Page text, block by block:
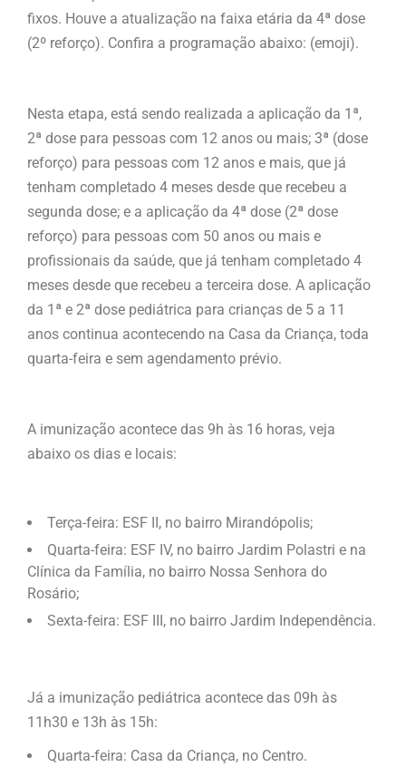
fixos. Houve a atualização na faixa etária da 4ª dose
(2º reforço). Confira a programação abaixo: (emoji).
Nesta etapa, está sendo realizada a aplicação da 1ª,
2ª dose para pessoas com 12 anos ou mais; 3ª (dose
reforço) para pessoas com 12 anos e mais, que já
tenham completado 4 meses desde que recebeu a
segunda dose; e a aplicação da 4ª dose (2ª dose
reforço) para pessoas com 50 anos ou mais e
profissionais da saúde, que já tenham completado 4
meses desde que recebeu a terceira dose. A aplicação
da 1ª e 2ª dose pediátrica para crianças de 5 a 11
anos continua acontecendo na Casa da Criança, toda
quarta-feira e sem agendamento prévio.
A imunização acontece das 9h às 16 horas, veja
abaixo os dias e locais:
Terça-feira: ESF II, no bairro Mirandópolis;
Quarta-feira: ESF IV, no bairro Jardim Polastri e na
Clínica da Família, no bairro Nossa Senhora do
Rosário;
Sexta-feira: ESF III, no bairro Jardim Independência.
Já a imunização pediátrica acontece das 09h às
11h30 e 13h às 15h:
Quarta-feira: Casa da Criança, no Centro.